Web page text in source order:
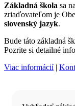
Základná škola sa
zriaďovateľom je
slovenský jazyk.
Bude táto základná
Pozrite si detailné
Viac informácií|